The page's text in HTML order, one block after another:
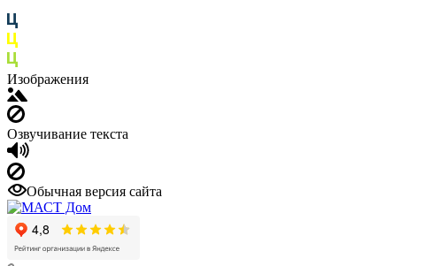
Изображения
Озвучивание текста
Обычная версия сайта